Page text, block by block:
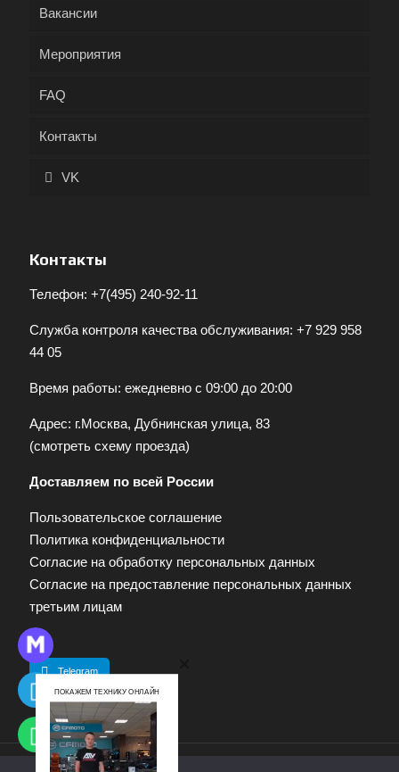
Вакансии
Мероприятия
FAQ
Контакты
VK
Контакты
Телефон: +7(495) 240-92-11
Служба контроля качества обслуживания: +7 929 958
44 05
Время работы: ежедневно с 09:00 до 20:00
Адрес: г.Москва, Дубнинская улица, 83
(смотреть схему проезда)
Доставляем по всей России
Пользовательское соглашение
Политика конфиденциальности
Согласие на обработку персональных данных
Согласие на предоставление персональных данных
третьим лицам
Telegram
ПОКАЖЕМ ТЕХНИКУ ОНЛАЙН